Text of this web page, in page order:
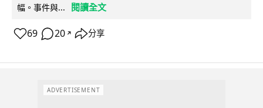
幅。事件與...
閱讀全文
69 20 ↗ 分享
ADVERTISEMENT